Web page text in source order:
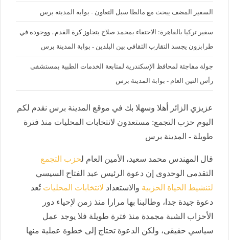
السفير المضف يبحث مع مالطا سبل التعاون - بوابة المدينة برس
سفير تركيا بالقاهرة: الاحتفاء بمحمد صلاح يتجاوز كرة القدم.. ووجوده في
طرابزون يجسد التقارب الثقافي بين البلدين - بوابة المدينة برس
جولة مفاجئة لمحافظ الإسكندرية لمتابعة الخدمات الطبية بمستشفى
رأس التين العام - بوابة المدينة برس
عزيزي الزائر أهلا وسهلا بك في موقع المدينة برس نقدم لكم
اليوم حزب التجمع: مستعدون لانتخابات المحليات منذ فترة
طويلة - المدينة برس
قال المهندس محمد سعيد، الأمين العام لحزب التجمع
التقدمى الوحدوى إن دعوة الرئيس عبد الفتاح السيسي
لتنشيط الحياة الحزبية والاستعداد لانتخابات المحليات تُعد
دعوة جيدة جدا، وطالبنا بها مرارا منذ زمن لإحياء دور
الأحزاب الشبة مجمدة منذ فترة طويلة فلا يوجد عمل
سياسي حقيقى، ولكن الدعوة تحتاج إلى خطوة عملية منها